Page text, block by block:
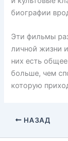
биографии
Эти фильмы
личной жизни
них есть
больше, чем
которую
НАЗАД